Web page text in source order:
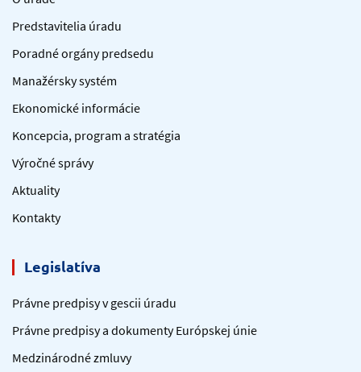
Predstavitelia úradu
Poradné orgány predsedu
Manažérsky systém
Ekonomické informácie
Koncepcia, program a stratégia
Výročné správy
Aktuality
Kontakty
Legislatíva
Právne predpisy v gescii úradu
Právne predpisy a dokumenty Európskej únie
Medzinárodné zmluvy